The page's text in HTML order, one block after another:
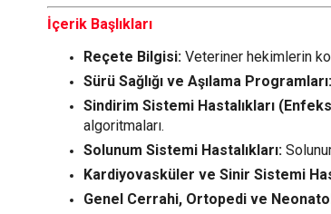
İçerik Başlıkları
Reçete Bilgisi: Veteriner hekimlerin
Sürü Sağlığı ve Aşılama Programları:
Sindirim Sistemi Hastalıkları
algoritmaları.
Solunum Sistemi Hastalıkları:
Kardiyovasküler ve Sinir Sistemi
Genel Cerrahi, Ortopedi ve